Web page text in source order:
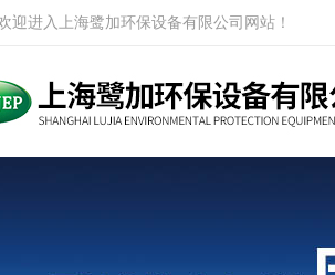
迎进入上海鹭加环保设备有限公司网站！